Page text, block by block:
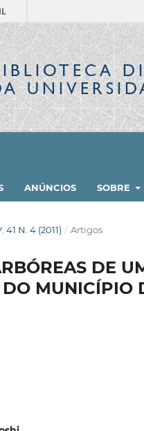
ANÚNCIOS SOBRE
41 N. 4 (2011) / Artigos
DE
MUNICÍPIO